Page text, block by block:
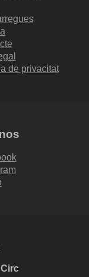
de privacitat